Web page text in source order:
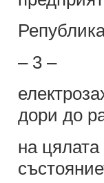
– 3 –
дори до
на